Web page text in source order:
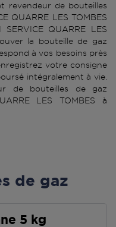
revendeur de bouteilles
QUARRE LES TOMBES
QUARRE LES
la bouteille de gaz
à vos besoins près
votre consigne
intégralement à vie.
de bouteilles de gaz
LES TOMBES à
de gaz
5 kg